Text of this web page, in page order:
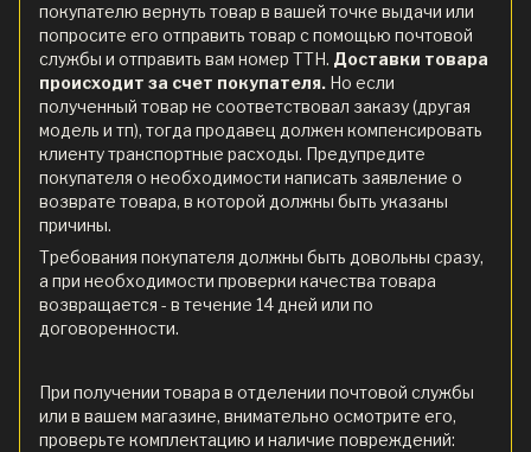
покупателю вернуть товар в вашей точке выдачи или
попросите его отправить товар с помощью почтовой
службы и отправить вам номер ТТН. Доставки товара
происходит за счет покупателя. Но если
полученный товар не соответствовал заказу (другая
модель и тп), тогда продавец должен компенсировать
клиенту транспортные расходы. Предупредите
покупателя о необходимости написать заявление о
возврате товара, в которой должны быть указаны
причины.
Требования покупателя должны быть довольны сразу,
а при необходимости проверки качества товара
возвращается - в течение 14 дней или по
договоренности.
При получении товара в отделении почтовой службы
или в вашем магазине, внимательно осмотрите его,
проверьте комплектацию и наличие повреждений: